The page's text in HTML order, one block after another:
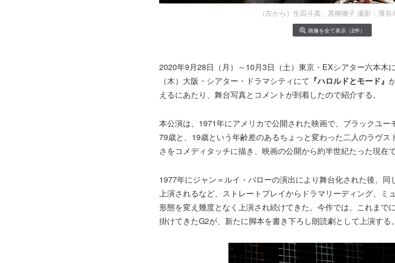
（左から）生田斗真、黒柳徹子 撮影：濱谷
画像を全て表示（2件）
2020年9月28日（月）～10月3日（土）東京・EXシアター六本木
（木）大阪・シアター・ドラマシティにて 『ハロルドとモード』
えるにあたり、舞台写真とコメントが到着したので紹介する。
本公演は、1971年にアメリカで公開された映画で、ブラックユー
79歳と、19歳という年齢差のあるちょっと変わった二人のラヴス
さをコメディタッチに描き、映画の公開から約半世紀たった現在
1977年にジャン＝ルイ・バローの演出により舞台化された後、
上演されるなど、ストレートプレイからドラマリーディング、ミ
形態を変え幾度となく上演され続けてきた。今作では、これまで
掛けてきたG2が、新たに脚本を書き下ろし朗読劇として上演する。